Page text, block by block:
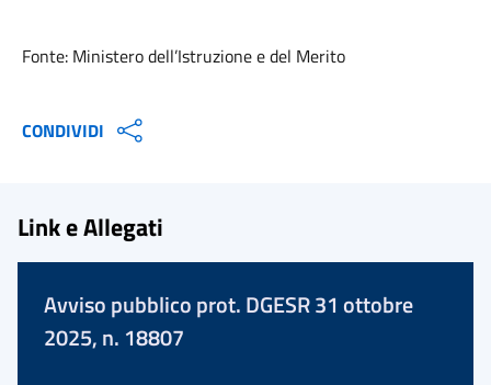
Fonte: Ministero dell’Istruzione e del Merito
CONDIVIDI
Link e Allegati
Avviso pubblico prot. DGESR 31 ottobre
2025, n. 18807